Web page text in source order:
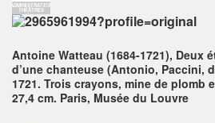
ADMINISTRATEUR
THÉÂTRES
Antoine Watteau (1684-1721), Deux
d’une chanteuse (Antonio, Paccini,
1721. Trois crayons, mine de plomb
27,4 cm. Paris, Musée du Louvre